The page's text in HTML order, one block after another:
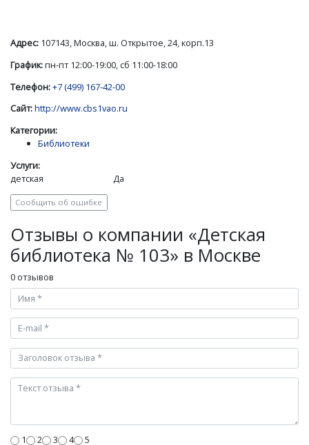
Адрес: 107143, Москва, ш. Открытое, 24, корп.13
График:пн-пт 12:00-19:00, сб 11:00-18:00
Телефон:+7 (499) 167-42-00
Сайт:http://www.cbs1vao.ru
Категории:
Библиотеки
Услуги:
детская
Да
Сообщить об ошибке
Отзывы о компании «Детская
библиотека № 103» в Москве
0 отзывов
1 2 3 4 5